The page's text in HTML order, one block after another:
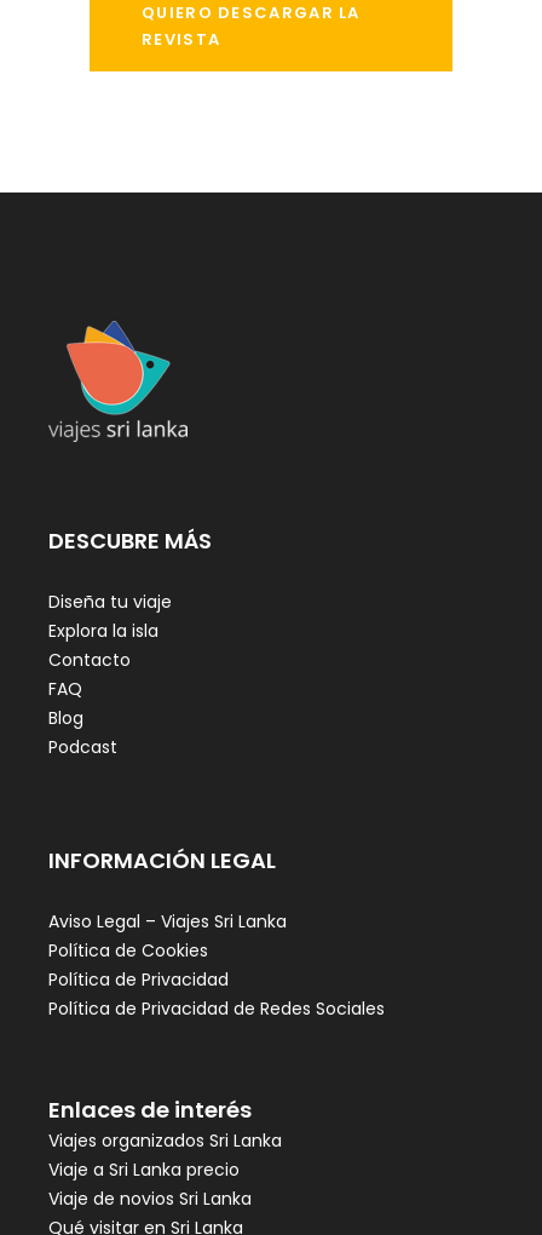
QUIERO DESCARGAR LA
REVISTA
DESCUBRE MÁS
Diseña tu viaje
Explora la isla
Contacto
FAQ
Blog
Podcast
INFORMACIÓN LEGAL
Aviso Legal – Viajes Sri Lanka
Política de Cookies
Política de Privacidad
Política de Privacidad de Redes Sociales
Enlaces de interés
Viajes organizados Sri Lanka
Viaje a Sri Lanka precio
Viaje de novios Sri Lanka
Qué visitar en Sri Lanka